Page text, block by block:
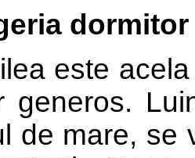
dormitor
este
generos.
de mare, se